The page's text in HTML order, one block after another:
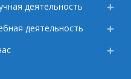
деятельность
деятельность